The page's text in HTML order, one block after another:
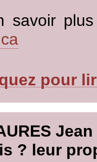
savoir
pour
Jean
? leur